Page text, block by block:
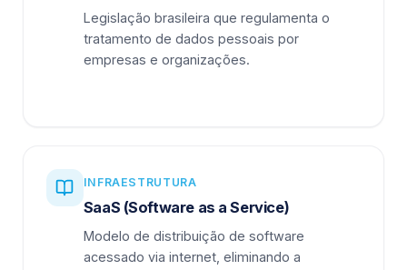
Legislação brasileira que regulamenta o
tratamento de dados pessoais por
empresas e organizações.
INFRAESTRUTURA
SaaS (Software as a Service)
Modelo de distribuição de software
acessado via internet, eliminando a